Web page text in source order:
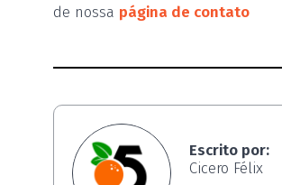
de nossa página de contato
Escrito por:
Cicero Félix